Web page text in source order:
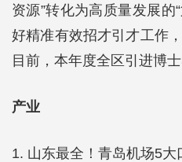
资源”转化为高质量发展的
好精准有效招才引才工作
目前，本年度全区引进博
产业
1. 山东最全！青岛机场5大